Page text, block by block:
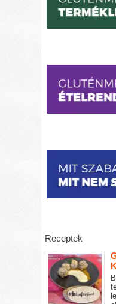
Receptek